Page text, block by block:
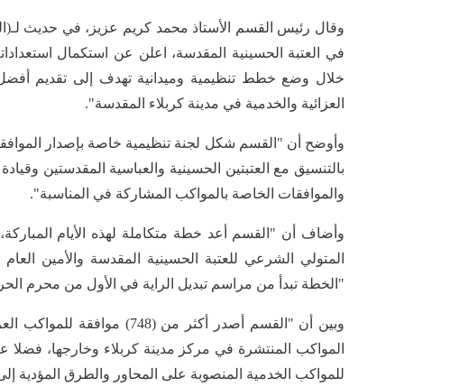
وقال رئيس القسم الأستاذ محمد كريم عزيز، في حديث
في العتبة الحسينية المقدسة، اعلن عن استكمال
خلال وضع خطط تنظيمية وميدانية تهدف إلى تقديم
العزائية والخدمية في مدينة كربلاء المقدسة".
وأوضح أن "القسم شكل لجنة تنظيمية خاصة بإصدار
بالتنسيق مع العتبتين الحسينية والعباسية المقدستين
والموافقات الخاصة بالمواكب المشاركة في المناسبة".
وأضاف أن "القسم أعد خطة متكاملة لهذه الأيام
المتولي الشرعي للعتبة الحسينية المقدسة والأمين
"الخطة تبدأ من مراسم تبديل الراية في الأول من محرم
وبين أن "القسم أصدر أكثر من
المواكب المنتشرة في مركز مدينة كربلاء وخارجها، فضلا
للمواكب الخدمية المنصوبة على المحاور والطرق المؤدية